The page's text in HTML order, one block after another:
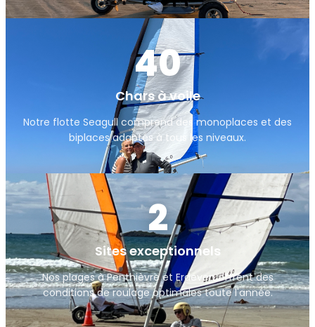
40
Chars à voile
Notre flotte Seagull comprend des monoplaces et des
biplaces adaptés à tous les niveaux.
2
Sites exceptionnels
Nos plages à Penthièvre et Erdeven offrent des
conditions de roulage optimales toute l'année.